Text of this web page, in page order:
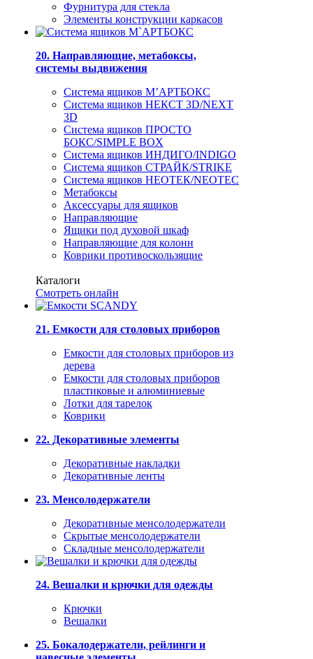
Фурнитура для стекла
Элементы конструкции каркасов
20. Направляющие, метабоксы,
системы выдвижения
Система ящиков М’АРТБОКС
Система ящиков НЕКСТ 3D/NEXT
3D
Система ящиков ПРОСТО
БОКС/SIMPLE BOX
Система ящиков ИНДИГО/INDIGO
Система ящиков СТРАЙК/STRIKE
Система ящиков НЕОТЕК/NEOTEC
Метабоксы
Аксессуары для ящиков
Направляющие
Ящики под духовой шкаф
Направляющие для колонн
Коврики противоскользящие
Каталоги
Смотреть онлайн
21. Емкости для столовых приборов
Емкости для столовых приборов из
дерева
Емкости для столовых приборов
пластиковые и алюминиевые
Лотки для тарелок
Коврики
22. Декоративные элементы
Декоративные накладки
Декоративные ленты
23. Менсолодержатели
Декоративные менсолодержатели
Скрытые менсолодержатели
Складные менсолодержатели
24. Вешалки и крючки для одежды
Крючки
Вешалки
25. Бокалодержатели, рейлинги и